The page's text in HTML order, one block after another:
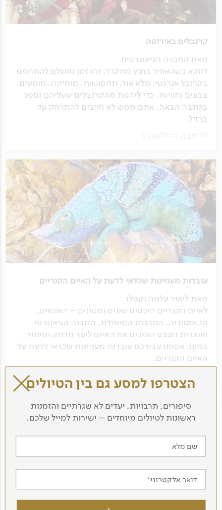
קרנבלים באירופה
מאת החברה הגיאוגרפית
דווקא כשהאוויר בחוץ מתקרר, זהו זמן מושלם להתחמם
בקרנבל אנרגטי, מלא אור, תחפושות, מוסיקה, מופעים,
צבעים וחוויות. כדי ליהנות מהקרנבלים שעליהם נספר
בכתבה הבאה, אתם ממש לא חייבים להתרחק עד
ברזיל.
עובדות מעניינות שכדאי לדעת על האיים הקנריים
מאת ליאור עלמה וקסלר
לאיים הקנריים היבטים שונים ומגוונים – האנשים,
ההיסטוריה, התרבות המיוחדת, המבנה הגיאוגרפי
ואוצרות הטבע הופכים את האיים ליעד מרתק ומיוחד
במינו. אספנו עבורכם עובדות מעניינות שכדאי לדעת על
האיים הקנריים.
הצטרפו למסע גם בין הטיולים
סיפורים, תרבויות, יעדים לא שגרתיים והזמנות
ראשונות לטיולים מיוחדים – ישירות למייל שלכם.
שם מלא
דואר אלקטרוני